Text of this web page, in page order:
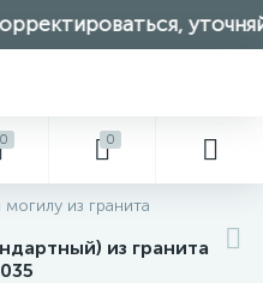
0 0
из гранита
из гранита